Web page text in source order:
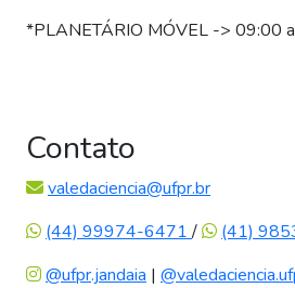
*PLANETÁRIO MÓVEL -> 09:00
Contato
valedaciencia@ufpr.br
(44) 99974-6471/
(41)
@ufpr.jandaia |